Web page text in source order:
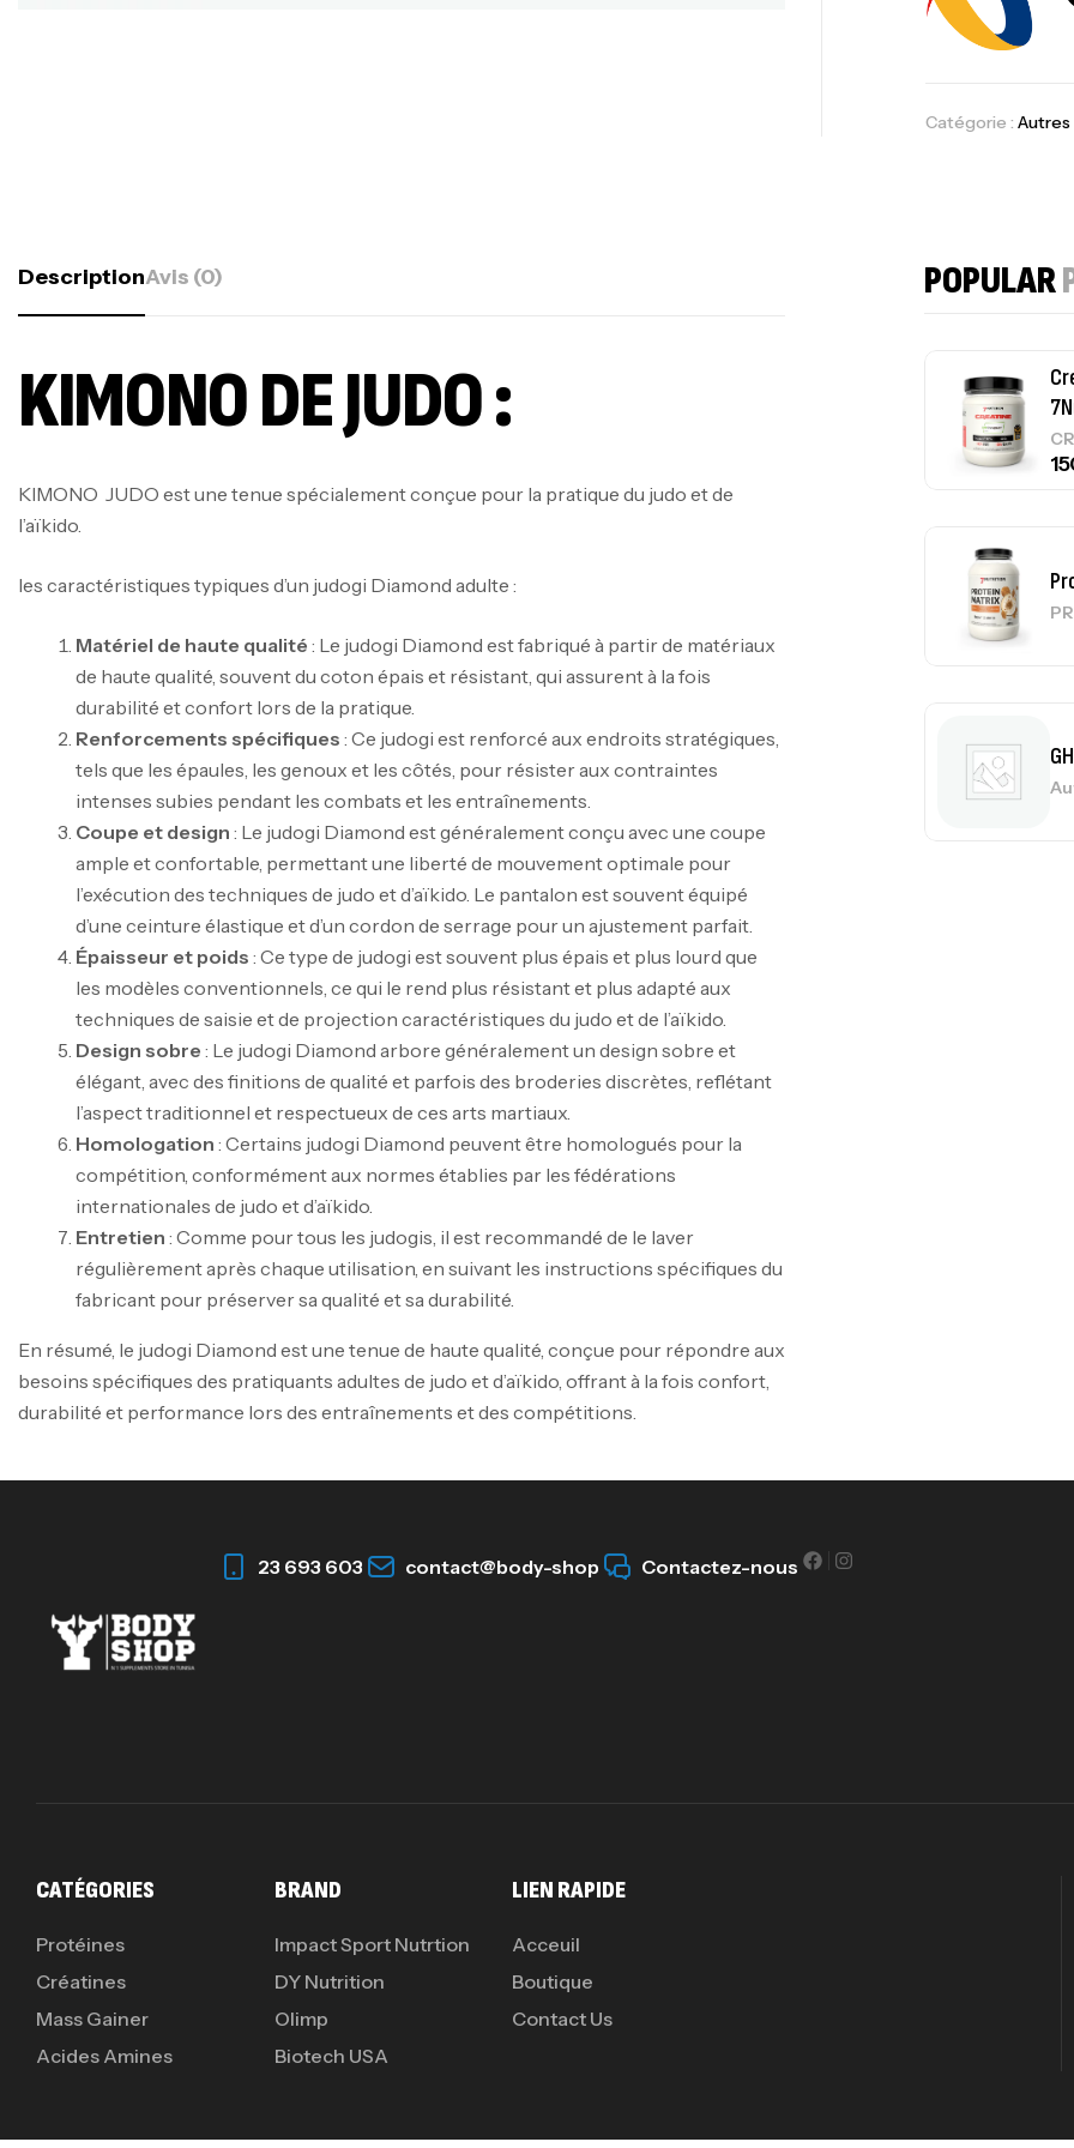
Catégorie : Autres
DescriptionAvis (0)
KIMONO DE JUDO :
KIMONO JUDO est une tenue spécialement conçue pour la pratique du judo et de
l’aïkido.
les caractéristiques typiques d’un judogi Diamond adulte :
Matériel de haute qualité : Le judogi Diamond est fabriqué à partir de matériaux
de haute qualité, souvent du coton épais et résistant, qui assurent à la fois
durabilité et confort lors de la pratique.
Renforcements spécifiques : Ce judogi est renforcé aux endroits stratégiques,
tels que les épaules, les genoux et les côtés, pour résister aux contraintes
intenses subies pendant les combats et les entraînements.
Coupe et design : Le judogi Diamond est généralement conçu avec une coupe
ample et confortable, permettant une liberté de mouvement optimale pour
l’exécution des techniques de judo et d’aïkido. Le pantalon est souvent équipé
d’une ceinture élastique et d’un cordon de serrage pour un ajustement parfait.
Épaisseur et poids : Ce type de judogi est souvent plus épais et plus lourd que
les modèles conventionnels, ce qui le rend plus résistant et plus adapté aux
techniques de saisie et de projection caractéristiques du judo et de l’aïkido.
Design sobre : Le judogi Diamond arbore généralement un design sobre et
élégant, avec des finitions de qualité et parfois des broderies discrètes, reflétant
l’aspect traditionnel et respectueux de ces arts martiaux.
Homologation : Certains judogi Diamond peuvent être homologués pour la
compétition, conformément aux normes établies par les fédérations
internationales de judo et d’aïkido.
Entretien : Comme pour tous les judogis, il est recommandé de le laver
régulièrement après chaque utilisation, en suivant les instructions spécifiques du
fabricant pour préserver sa qualité et sa durabilité.
En résumé, le judogi Diamond est une tenue de haute qualité, conçue pour répondre aux
besoins spécifiques des pratiquants adultes de judo et d’aïkido, offrant à la fois confort,
durabilité et performance lors des entraînements et des compétitions.
POPULAR
23 693 603 contact@body-shop Contactez-nous
CATÉGORIES
Protéines
Créatines
Mass Gainer
Acides Amines
BRAND
Impact Sport Nutrtion
DY Nutrition
Olimp
Biotech USA
LIEN RAPIDE
Acceuil
Boutique
Contact Us